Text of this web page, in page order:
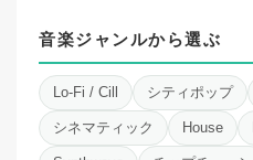
音楽ジャンルから選ぶ
Lo-Fi / Cill シティポップ
シネマティック House